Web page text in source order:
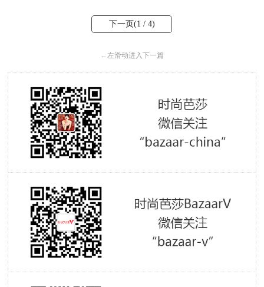
下一页(1 / 4)
←左滑动进入下一篇